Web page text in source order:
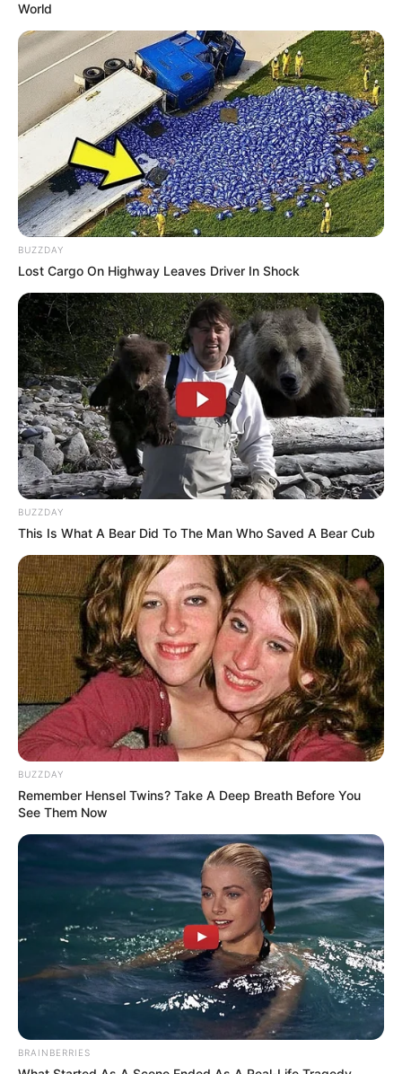
(foto: pinterest)
Gaya rambut asimetris ini sangat cocok untuk wanita yang ingin
terlihat lucu dengan potongan rambut pendek.
Potongan ini sebernya adalah potongan rambut bob yang telah
dimodifikasi. Dulu, banyak orang menganggap bahwa bob
merupakan gaya rambut klasik yang membosankan.
Namun, kali ini gaya tersebut menjadi potongan rambut yang
paling banyak dicari dan disukai oleh wanita. Meski masih
menampilkan kesan klasik, namun terlihat sangat keren.
Potongan bob asimetris ini juga mampu memberikan tekstur yang
mampu membingkai wajah.
Dengan demikian, jika kamu memiliki wajah bulat, gaya rambut
ini akan menyamarkannya sehingga wajahmu akan terlihat lebih
tirus. Itulah mengapa potongan rambut ini menjadi potongan
rambut yang banyak dicari.
10. Short hairstyle with buzzed lines
World
BUZZDAY
Lost Cargo On Highway Leaves Driver In Shock
BUZZDAY
This Is What A Bear Did To The Man Who Saved A Bear Cub
BUZZDAY
Remember Hensel Twins? Take A Deep Breath Before You
See Them Now
BRAINBERRIES